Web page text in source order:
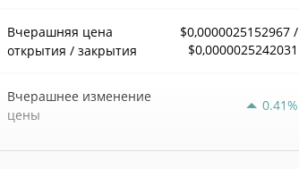
Вчерашняя цена
открытия / закрытия
$0,0000025152967 /
$0,0000025242031
Вчерашнее изменение
цены
0.41%